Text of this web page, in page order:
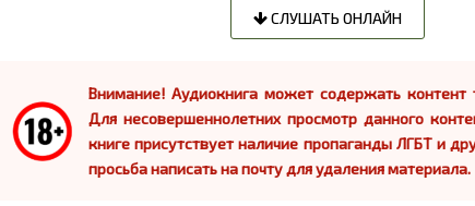
СЛУШАТЬ ОНЛАЙН
Внимание! Аудиокнига может содержать контент
Для несовершеннолетних просмотр данного
книге присутствует наличие пропаганды ЛГБТ и
просьба написать на почту для удаления материала.